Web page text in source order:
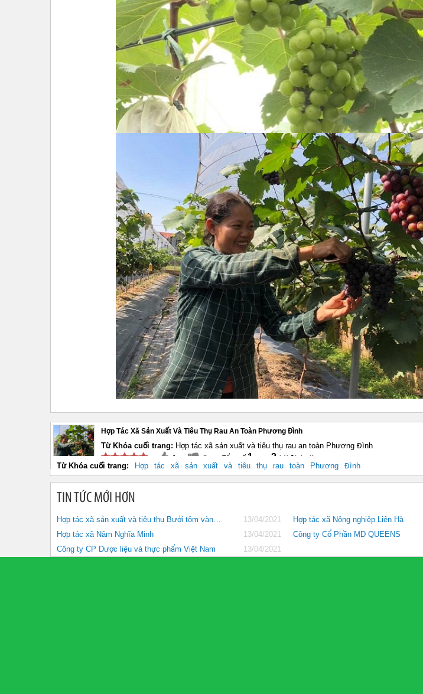
Hợp Tác Xã Sản Xuất Và Tiêu Thụ Rau An Toàn Phương Đình
Từ Khóa cuối trang: Hợp tác xã sản xuất và tiêu thụ rau an toàn Phương Đình
1 0 1 2
Từ Khóa cuối trang: Hợp tác xã sản xuất và tiêu thụ rau toàn Phương Đình
TIN TỨC MỚI HƠN
Hợp tác xã sản xuất và tiêu thụ Bưởi tôm vàng Thượng Mỗ 13/04/2021 Hợp tác xã Nông nghiệp Liên Hà
Hợp tác xã Nâm Nghĩa Minh
13/04/2021 Công ty Cổ Phần MD QUEENS
Công ty CP Dược liệu và thực phẩm Việt Nam
13/04/2021